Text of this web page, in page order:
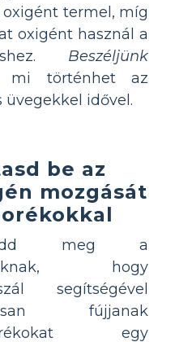
oxigént termel, míg
oxigént használ a
Beszéljünk
mi történhet az
üvegekkel idővel.
be az
mozgását
meg a
hogy
segítségével
fújjanak
egy